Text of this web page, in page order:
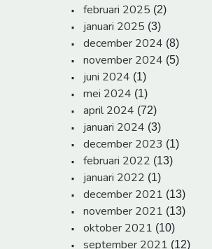
februari 2025 (2)
januari 2025 (3)
december 2024 (8)
november 2024 (5)
juni 2024 (1)
mei 2024 (1)
april 2024 (72)
januari 2024 (3)
december 2023 (1)
februari 2022 (13)
januari 2022 (1)
december 2021 (13)
november 2021 (13)
oktober 2021 (10)
september 2021 (12)